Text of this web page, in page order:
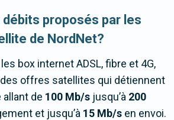
proposés par les
de NordNet?
box internet ADSL, fibre et 4G,
offres satellites qui détiennent
de 100 Mb/s jusqu’à 200
et jusqu’à 15 Mb/s en envoi.